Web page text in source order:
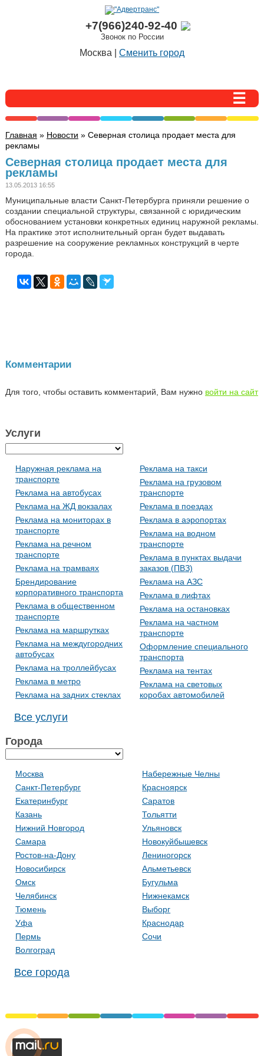
+7(966)240-92-40
Звонок по России
Москва | Сменить город
Главная » Новости » Северная столица продает места для
рекламы
Северная столица продает места для
рекламы
13.05.2013 16:55
Муниципальные власти Санкт-Петербурга приняли решение о
создании специальной структуры, связанной с юридическим
обоснованием установки конкретных единиц наружной рекламы.
На практике этот исполнительный орган будет выдавать
разрешение на сооружение рекламных конструкций в черте
города.
Комментарии
Для того, чтобы оставить комментарий, Вам нужно войти на сайт
Услуги
Наружная реклама на
транспорте
Реклама на автобусах
Реклама на ЖД вокзалах
Реклама на мониторах в
транспорте
Реклама на речном
транспорте
Реклама на трамваях
Брендирование
корпоративного транспорта
Реклама в общественном
транспорте
Реклама на маршрутках
Реклама на междугородних
автобусах
Реклама на троллейбусах
Реклама в метро
Реклама на задних стеклах
Реклама на такси
Реклама на грузовом
транспорте
Реклама в поездах
Реклама в аэропортах
Реклама на водном
транспорте
Реклама в пунктах выдачи
заказов (ПВЗ)
Реклама на АЗС
Реклама в лифтах
Реклама на остановках
Реклама на частном
транспорте
Оформление специального
транспорта
Реклама на тентах
Реклама на световых
коробах автомобилей
Все услуги
Города
Москва
Санкт-Петербург
Екатеринбург
Казань
Нижний Новгород
Самара
Ростов-на-Дону
Новосибирск
Омск
Челябинск
Тюмень
Уфа
Пермь
Волгоград
Набережные Челны
Красноярск
Саратов
Тольятти
Ульяновск
Новокуйбышевск
Лениногорск
Альметьевск
Бугульма
Нижнекамск
Выборг
Краснодар
Сочи
Все города